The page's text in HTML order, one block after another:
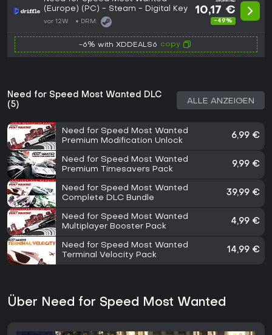
(Europe) (PC) - Steam - Digital Key
vor 12W DRM:
10,17 €
-49%
-6% with XDDEALS6 copy
Need for Speed Most Wanted DLC
(5)
ALLE ANZEIGEN
Need for Speed Most Wanted
Premium Modification Unlock
6,99 €
Need for Speed Most Wanted
Premium Timesavers Pack
9,99 €
Need for Speed Most Wanted
Complete DLC Bundle
39,99 €
Need for Speed Most Wanted
Multiplayer Booster Pack
4,99 €
Need for Speed Most Wanted
Terminal Velocity Pack
14,99 €
Über Need for Speed Most Wanted